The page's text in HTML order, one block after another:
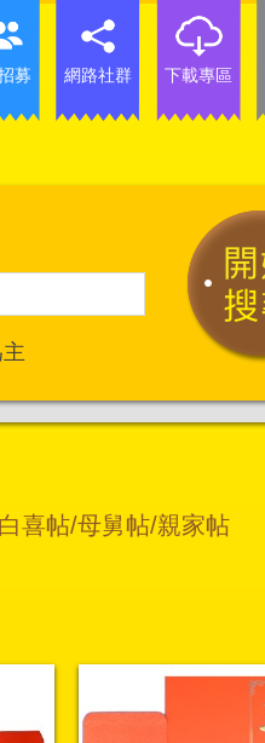
募 網路社群 下載專區
喜帖/母舅帖/親家帖